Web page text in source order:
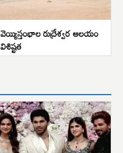
వెయ్యిస్తంభాల రుద్రేశ్వర ఆలయం
విశిష్టత